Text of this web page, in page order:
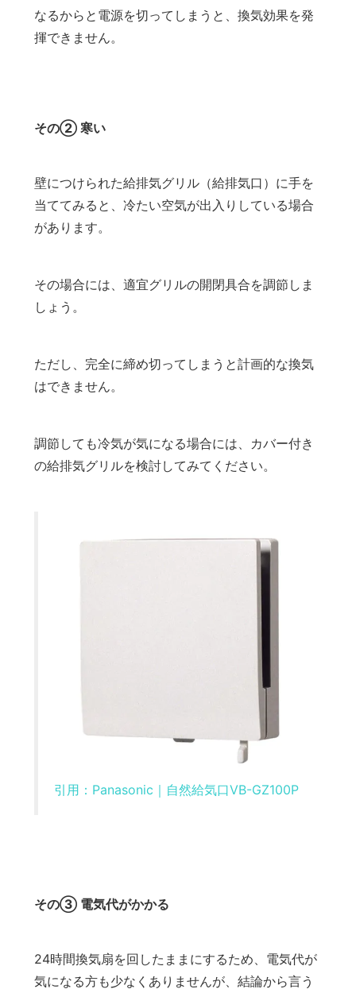
なるからと電源を切ってしまうと、換気効果を発
揮できません。
その② 寒い
壁につけられた給排気グリル（給排気口）に手を
当ててみると、冷たい空気が出入りしている場合
があります。
その場合には、適宜グリルの開閉具合を調節しま
しょう。
ただし、完全に締め切ってしまうと計画的な換気
はできません。
調節しても冷気が気になる場合には、カバー付き
の給排気グリルを検討してみてください。
引用：Panasonic｜自然給気口VB-GZ100P
その③ 電気代がかかる
24時間換気扇を回したままにするため、電気代が
気になる方も少なくありませんが、結論から言う